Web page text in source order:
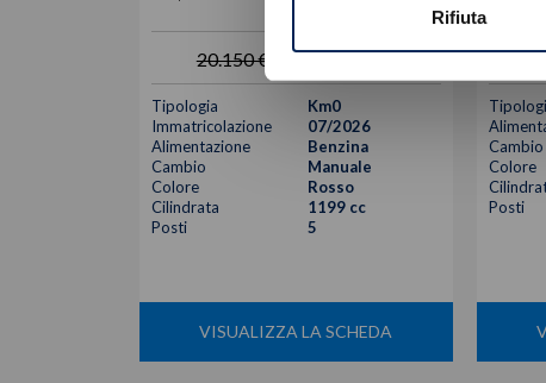
Rifiuta
20.150 € 16.800€
Tipologia
Km0
Immatricolazione
07/2026
Alimentazione
Benzina
Cambio
Manuale
Colore
Rosso
Cilindrata
1199 cc
Posti
5
VISUALIZZA LA SCHEDA
Cambio
Colore
Posti